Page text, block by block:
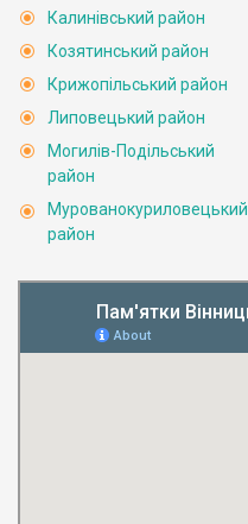
Калинівський район
Козятинський район
Крижопільський район
Липовецький район
Могилів-Подільський
район
Мурованокуриловецький
район